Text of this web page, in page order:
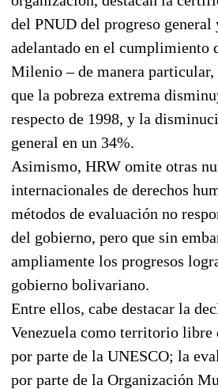
del PNUD del progreso
adelantado en el cumplimiento
Milenio – de manera
que la pobreza extrema
respecto de 1998, y la
general en un 34%.
Asimismo, HRW omite otras
internacionales de derechos
métodos de evaluación no
del gobierno, pero que sin
ampliamente los progresos
gobierno bolivariano.
Entre ellos, cabe destacar la
Venezuela como territorio libre
por parte de la UNESCO; la
por parte de la Organización